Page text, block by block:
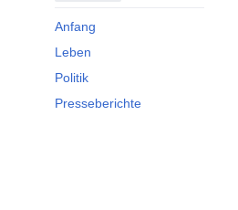
Anfang
Leben
Politik
Presseberichte